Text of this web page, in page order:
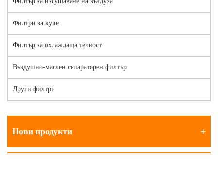
Филтри за купе
Филтър за охлаждаща течност
Въздушно-маслен сепараторен филтър
Други филтри
Нови продукти